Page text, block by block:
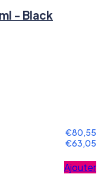
- Black
€80,55
€63,05
Ajouter